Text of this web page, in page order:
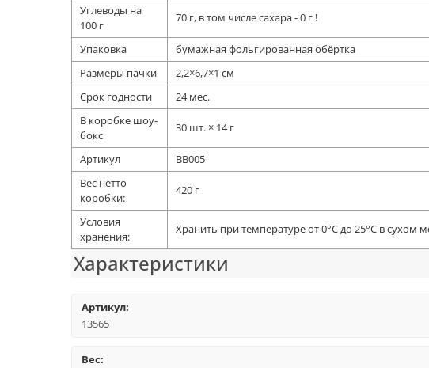
Углеводы на
100 г
70 г, в том числе сахара - 0 г !
Упаковка
бумажная фольгированная обёртка
Размеры пачки
2,2×6,7×1 см
Срок годности
24 мес.
В коробке шоу-
бокс
30 шт. × 14 г
Артикул
ВВ005
Вес нетто
коробки:
420 г
Условия
хранения:
Хранить при температуре от 0°С до 25°С в сухом
Характеристики
Артикул:
13565
Вес: